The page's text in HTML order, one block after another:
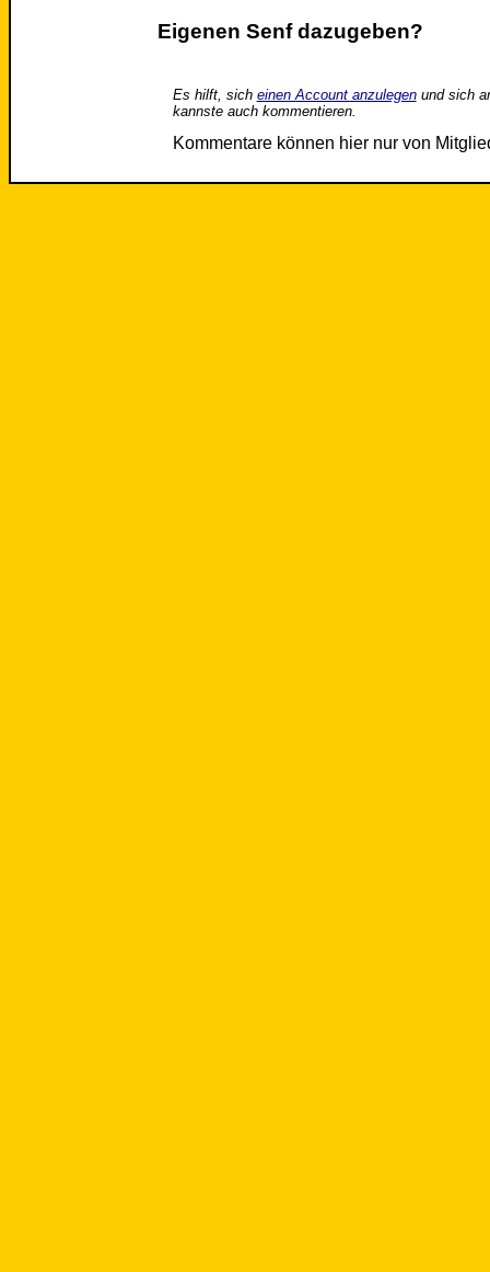
Eigenen Senf dazugeben?
Es hilft, sich einen Account anzulegenund sich
kannste auch kommentieren.
Kommentare können hier nur von